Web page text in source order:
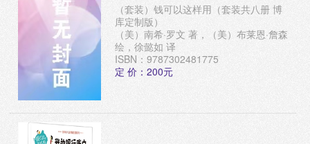
（套装）钱可以这样用（套装共八册 博
库定制版）
（美）南希·罗文 著，（美）布莱恩·詹森
绘，徐懿如 译
ISBN：9787302481775
定 价：200元